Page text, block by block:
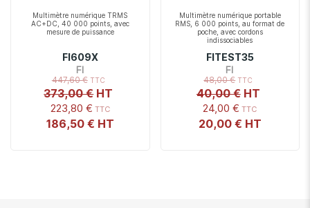
Multimètre numérique TRMS
AC+DC, 40 000 points, avec
mesure de puissance
FI609X
FI
223,80 €
186,50 €
447,60 €
373,00 €
Multimètre numérique portable
RMS, 6 000 points, au format de
poche, avec cordons
indissociables
FITEST35
FI
24,00 €
20,00 €
48,00 €
40,00 €